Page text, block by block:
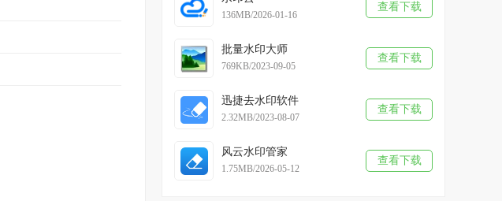
136MB/2026-01-16
查看下载
批量水印大师
769KB/2023-09-05
查看下载
迅捷去水印软件
2.32MB/2023-08-07
查看下载
风云水印管家
1.75MB/2026-05-12
查看下载